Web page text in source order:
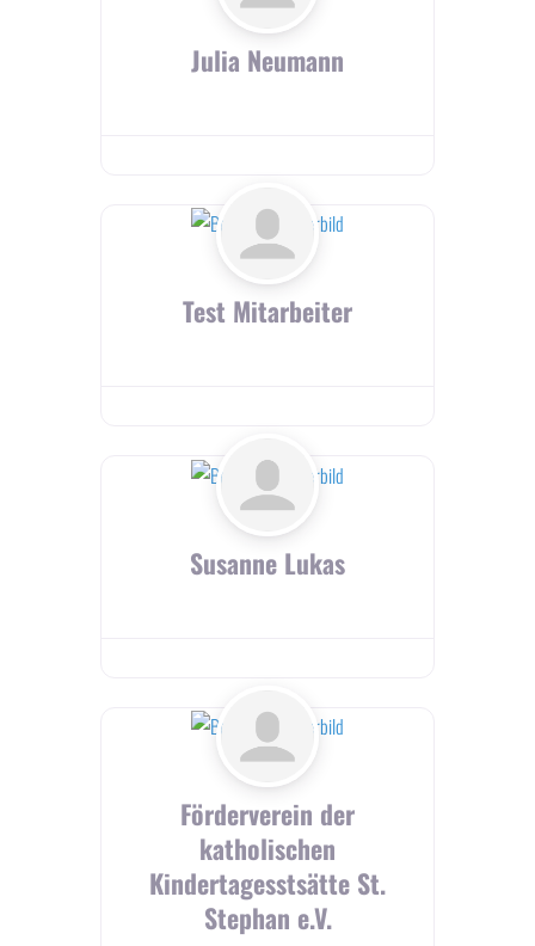
Julia Neumann
Test Mitarbeiter
Susanne Lukas
Förderverein der
katholischen
Kindertagesstsätte St.
Stephan e.V.